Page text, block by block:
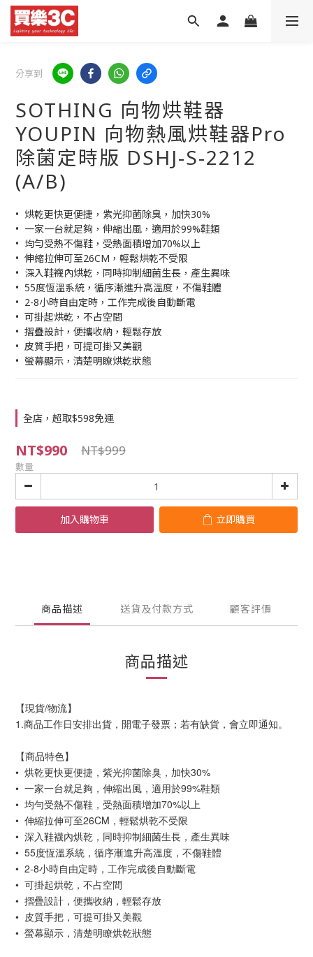
分享到
SOTHING 向物烘鞋器
YOUPIN 向物熱風烘鞋器Pro
除菌定時版 DSHJ-S-2212
(A/B)
•  烘乾更快更便捷，紫光抑菌除臭，加快30%
•  一家一台就足夠，伸縮出風，適用於99%鞋類
•  均勻受熱不傷鞋，受熱面積增加70%以上
•  伸縮拉伸可至26CM，輕鬆烘乾不受限
•  深入鞋襪內烘乾，同時抑制細菌生長，產生異味
•  55度恆溫系統，循序漸進升高溫度，不傷鞋體
•  2-8小時自由定時，工作完成後自動斷電
•  可掛起烘乾，不占空間
•  摺疊設計，便攜收納，輕鬆存放
•  皮質手把，可提可掛又美觀
•  螢幕顯示，清楚明瞭烘乾狀態
全店，超取$598免運
NT$990 NT$999
數量
加入購物車 立即購買
商品描述 送貨及付款方式 顧客評價
商品描述
【現貨/物流】
1.商品工作日安排出貨，開電子發票；若有缺貨，會立即通知。
【商品特色】
• 烘乾更快更便捷，紫光抑菌除臭，加快30%
• 一家一台就足夠，伸縮出風，適用於99%鞋類
• 均勻受熱不傷鞋，受熱面積增加70%以上
• 伸縮拉伸可至26CM，輕鬆烘乾不受限
• 深入鞋襪內烘乾，同時抑制細菌生長，產生異味
• 55度恆溫系統，循序漸進升高溫度，不傷鞋體
• 2-8小時自由定時，工作完成後自動斷電
• 可掛起烘乾，不占空間
• 摺疊設計，便攜收納，輕鬆存放
• 皮質手把，可提可掛又美觀
• 螢幕顯示，清楚明瞭烘乾狀態